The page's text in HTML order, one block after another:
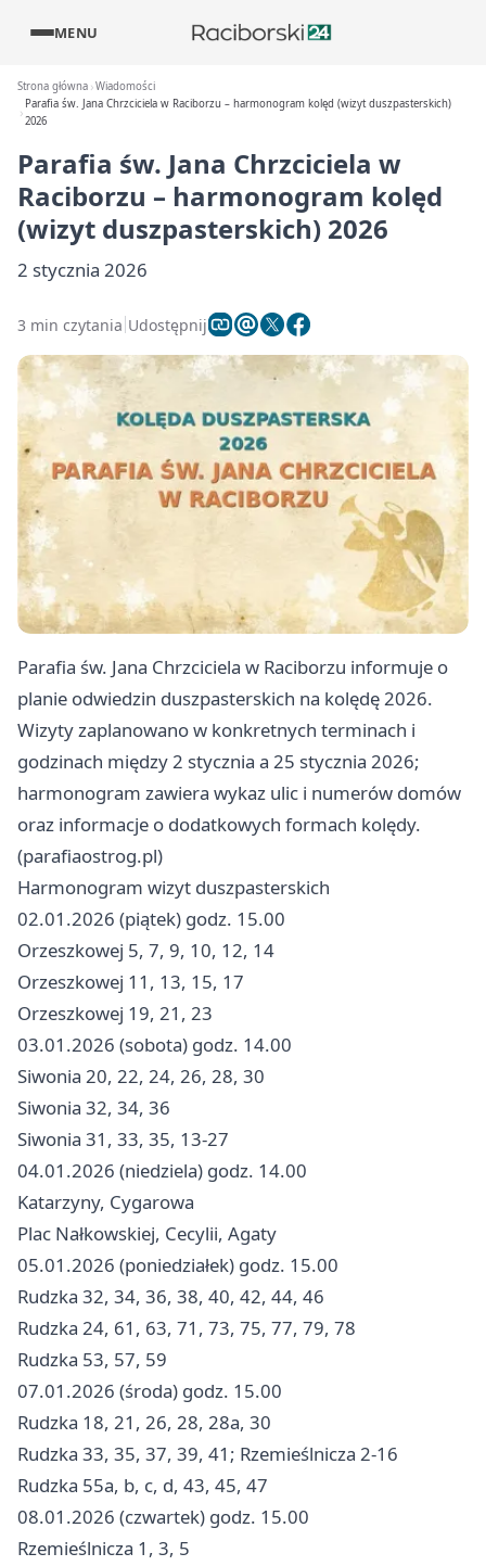
MENU
Strona główna Wiadomości
Parafia św. Jana Chrzciciela w Raciborzu – harmonogram kolęd (wizyt duszpasterskich)
2026
Parafia św. Jana Chrzciciela w
Raciborzu – harmonogram kolęd
(wizyt duszpasterskich) 2026
2 stycznia 2026
3 min czytania Udostępnij
Parafia św. Jana Chrzciciela w Raciborzu informuje o
planie odwiedzin duszpasterskich na kolędę 2026.
Wizyty zaplanowano w konkretnych terminach i
godzinach między 2 stycznia a 25 stycznia 2026;
harmonogram zawiera wykaz ulic i numerów domów
oraz informacje o dodatkowych formach kolędy.
(parafiaostrog.pl)
Harmonogram wizyt duszpasterskich
02.01.2026 (piątek) godz. 15.00
Orzeszkowej 5, 7, 9, 10, 12, 14
Orzeszkowej 11, 13, 15, 17
Orzeszkowej 19, 21, 23
03.01.2026 (sobota) godz. 14.00
Siwonia 20, 22, 24, 26, 28, 30
Siwonia 32, 34, 36
Siwonia 31, 33, 35, 13-27
04.01.2026 (niedziela) godz. 14.00
Katarzyny, Cygarowa
Plac Nałkowskiej, Cecylii, Agaty
05.01.2026 (poniedziałek) godz. 15.00
Rudzka 32, 34, 36, 38, 40, 42, 44, 46
Rudzka 24, 61, 63, 71, 73, 75, 77, 79, 78
Rudzka 53, 57, 59
07.01.2026 (środa) godz. 15.00
Rudzka 18, 21, 26, 28, 28a, 30
Rudzka 33, 35, 37, 39, 41; Rzemieślnicza 2-16
Rudzka 55a, b, c, d, 43, 45, 47
08.01.2026 (czwartek) godz. 15.00
Rzemieślnicza 1, 3, 5